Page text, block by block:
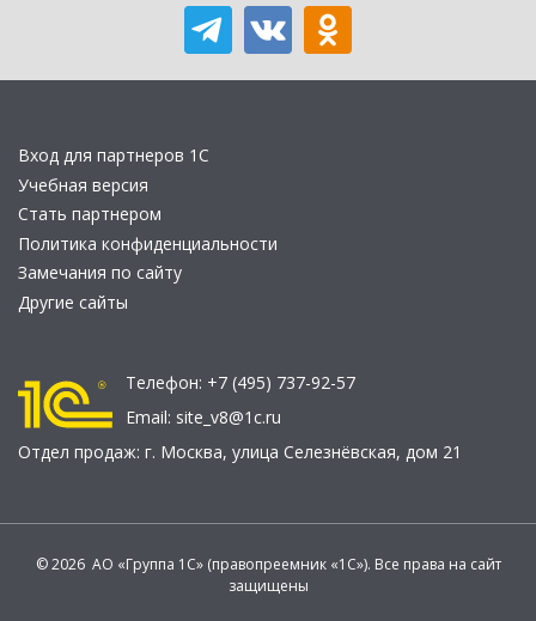
Вход для партнеров 1С
Учебная версия
Стать партнером
Политика конфиденциальности
Замечания по сайту
Другие сайты
Телефон: +7 (495) 737-92-57
Email: site_v8@1c.ru
Отдел продаж: г. Москва, улица Селезнёвская, дом 21
© 2026 АО «Группа 1С» (правопреемник «1С»). Все права на сайт
защищены